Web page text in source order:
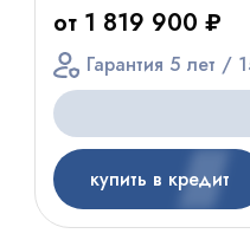
от 1 819 900 ₽
Гарантия 5 лет /
купить в кредит